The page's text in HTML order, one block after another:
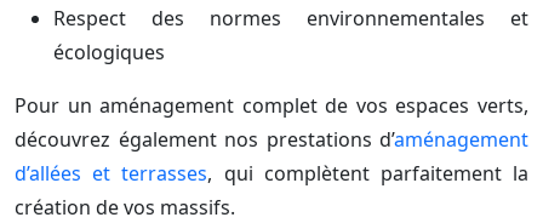
Respect des normes environnementales et
écologiques
Pour un aménagement complet de vos espaces verts,
découvrez également nos prestations d’aménagement
d’allées et terrasses, qui complètent parfaitement la
création de vos massifs.